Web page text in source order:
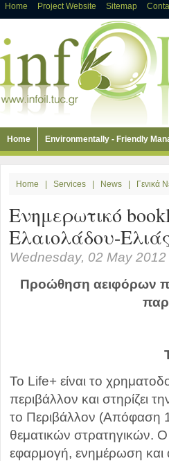
Home Project Website Sitemap
Home Environmentally - Friendly
Home Services News Γενικά
Ενημερωτικό
Ελαιολάδου-Ελιάς
Wednesday, 02 May
Προώθηση αειφόρων
Το Life+ είναι το
περιβάλλον και στηρίζει
το Περιβάλλον (Απόφαση
θεματικών στρατηγικών. Ο
εφαρμογή, ενημέρωση και